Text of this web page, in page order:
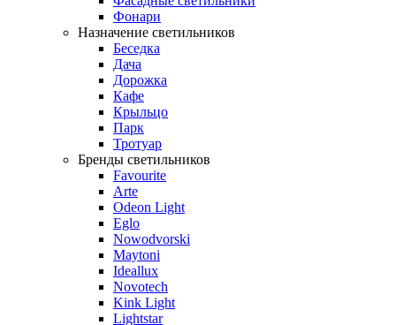
Фонари
Назначение светильников
Беседка
Дача
Дорожка
Кафе
Крыльцо
Парк
Тротуар
Бренды светильников
Favourite
Arte
Odeon Light
Eglo
Nowodvorski
Maytoni
Ideallux
Novotech
Kink Light
Lightstar